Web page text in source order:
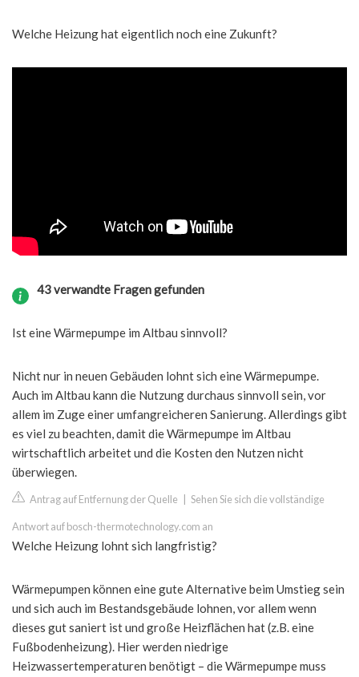
Welche Heizung hat eigentlich noch eine Zukunft?
43 verwandte Fragen gefunden
Ist eine Wärmepumpe im Altbau sinnvoll?
Nicht nur in neuen Gebäuden lohnt sich eine Wärmepumpe.
Auch im Altbau kann die Nutzung durchaus sinnvoll sein, vor
allem im Zuge einer umfangreicheren Sanierung. Allerdings gibt
es viel zu beachten, damit die Wärmepumpe im Altbau
wirtschaftlich arbeitet und die Kosten den Nutzen nicht
überwiegen.
Antrag auf Entfernung der Quelle Sehen Sie sich die vollständige
Antwort auf bosch-thermotechnology.com an
Welche Heizung lohnt sich langfristig?
Wärmepumpen können eine gute Alternative beim Umstieg sein
und sich auch im Bestandsgebäude lohnen, vor allem wenn
dieses gut saniert ist und große Heizflächen hat (z.B. eine
Fußbodenheizung). Hier werden niedrige
Heizwassertemperaturen benötigt – die Wärmepumpe muss